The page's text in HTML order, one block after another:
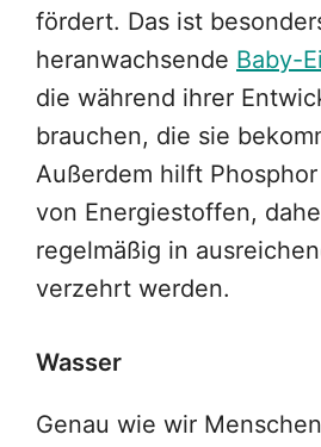
fördert. Das ist
heranwachsende Baby-
die während ihrer
brauchen, die sie
Außerdem hilft
von Energiestoffen,
regelmäßig in
verzehrt werden.
Wasser
Genau wie wir